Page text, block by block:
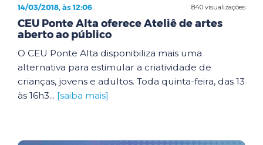
840 visualizações
14/03/2018, às 12:06
CEU Ponte Alta oferece Ateliê de artes
aberto ao público
O CEU Ponte Alta disponibiliza mais uma
alternativa para estimular a criatividade de
crianças, jovens e adultos. Toda quinta-feira, das 13
às 16h3... [saiba mais]